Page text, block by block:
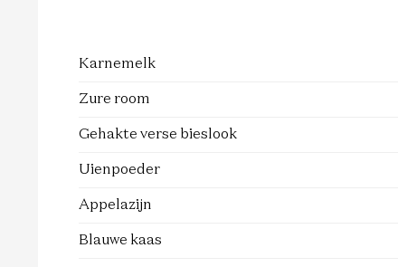
Karnemelk
Zure room
Gehakte verse bieslook
Uienpoeder
Appelazijn
Blauwe kaas